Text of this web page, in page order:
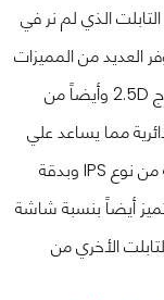
الذي لم نر في
العديد من المميزات
الجديدة مثل التصميم المميز المصنوع من الزجاج 2.5D وأيضاً من
مما يساعد علي
سهولة المسك بشكل أكبر وأكثر سهولة، شاشة من نوع IPS وبدقة
ةويتميز أيضاً بنسبة شاشة
الأخري من